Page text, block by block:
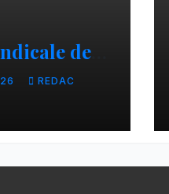
des
dénonce
imposée
de la
REDAC